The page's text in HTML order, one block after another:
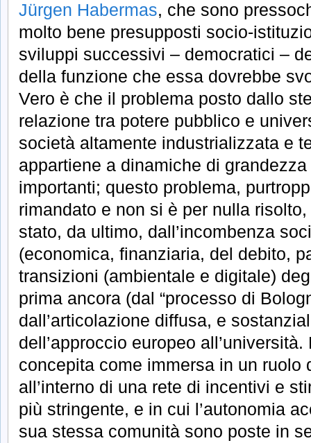
Jürgen Habermas, che sono
molto bene presupposti socio-
sviluppi successivi – democratici –
della funzione che essa dovrebbe
Vero è che il problema posto dallo
relazione tra potere pubblico e
società altamente industrializzata e
appartiene a dinamiche di
importanti; questo problema,
rimandato e non si è per nulla risolto,
stato, da ultimo, dall’incombenza
(economica, finanziaria, del debito,
transizioni (ambientale e digitale)
prima ancora (dal “processo di
dall’articolazione diffusa, e
dell’approccio europeo
concepita come immersa in un ruolo
all’interno di una rete di incentivi e
più stringente, e in cui l’autonomia
sua stessa comunità sono poste in